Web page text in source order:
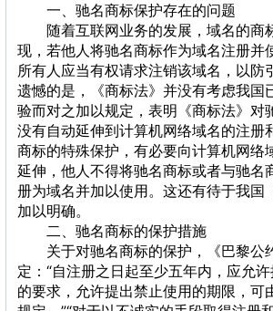
一、驰名商标保护存在的问题
随着互联网业务的发展，域名的商
现，若他人将驰名商标作为域名注册并
所有人应当有权请求注销该域名，以防
遗憾的是，《商标法》并没有考虑我国
验而对之加以规定，表明《商标法》对
没有自动延伸到计算机网络域名的注册
商标的特殊保护，有必要向计算机网络
延伸，他人不得将驰名商标或者与驰名
册为域名并加以使用。这还有待于我国
加以明确。
二、驰名商标的保护措施
关于对驰名商标的保护，《巴黎公
定：“自注册之日起至少五年内，应允
的要求，允许提出禁止使用的期限，可